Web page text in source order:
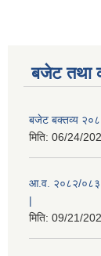
बजेट तथा
बजेट बक्तव्य
मिति: 06/24/
आ.व. २०८२/०८३
|
मिति: 09/21/